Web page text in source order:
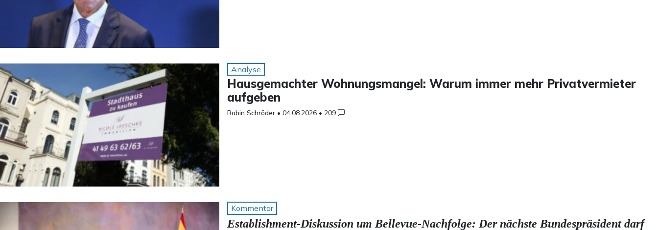
Analyse
Hausgemachter Wohnungsmangel: Warum immer mehr Privatvermieter
aufgeben
Robin Schröder • 04.08.2026 • 209
Kommentar
Establishment-Diskussion um Bellevue-Nachfolge: Der nächste Bundespräsident darf